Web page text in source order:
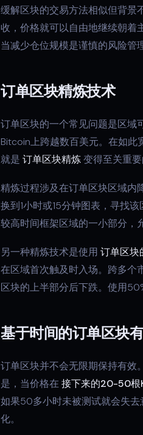
缓解区块的交易方法相似但背景
收，价格就可以自由地继续朝着
当减少仓位规模是谨慎的风险管
订单区块精炼技术
订单区块的一个常见问题是区
Bitcoin上跨越数百美元。在如此
就是 订单区块精炼变得至关重要
精炼过程涉及在订单区块区域内
换到1小时或15分钟图表，寻找
较高时间框架区域的一小部分，
另一种精炼技术是使用 订单区
在区域首次触及时入场。跨多个
区块的上半部分后下跌。使用
基于时间的订单区块
订单区块并不会无限期保持有效
是，当价格在 接下来的20-50根
如果50多小时未被测试就会失
化。